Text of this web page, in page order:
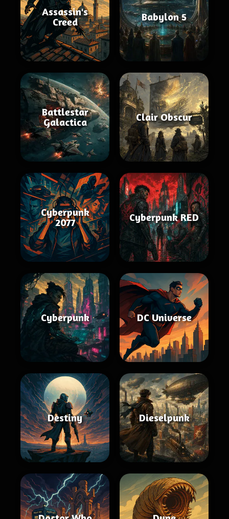
Assassin's
Creed
Babylon 5
Battlestar
Galactica
Clair Obscur
Cyberpunk
2077
Cyberpunk RED
Cyberpunk DC Universe
Destiny Dieselpunk